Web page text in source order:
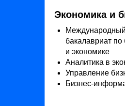
Международный
бакалавриат по
и экономике
Аналитика в
Управление
Бизнес-
Экономика и